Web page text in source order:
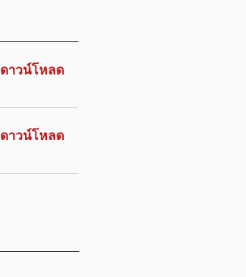
ดาวน์โหลด
ดาวน์โหลด